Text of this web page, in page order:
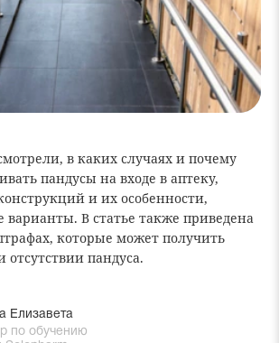
в каких случаях и почему
пандусы на входе в аптеку,
и их особенности,
варианты. В статье также приведена
которые может получить
отсутствии пандуса.
Елизавета
по обучению